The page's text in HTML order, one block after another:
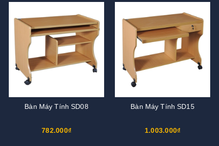
Bàn Máy Tính SD08
782.000₫
Bàn Máy Tính SD15
1.003.000₫